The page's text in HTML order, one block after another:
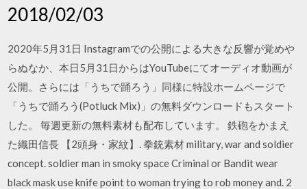
2018/02/03
2020年5月31日 Instagramでの公開による大きな反響が覚めや
らぬなか、本日5月31日からはYouTubeにてオーディオ動画が
公開。さらには「うちで踊ろう」同様に特設ホームページで
「うちで踊ろう(Potluck Mix)」の無料ダウンロードもスタート
した。 毎週更新の無料素材も配布しています。 鉄砲をかまえ
た織田信長 【2頭身・家紋】. 拳銃素材 military, war and soldier
concept. soldier man in smoky space Criminal or Bandit wear
black mask use knife point to woman trying to rob money and. 2